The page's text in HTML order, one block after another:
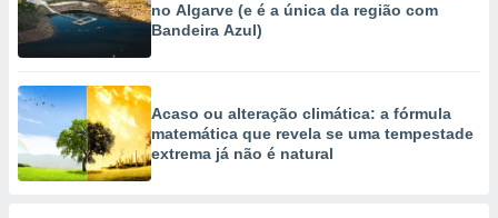
no Algarve (e é a única da região com
Bandeira Azul)
Acaso ou alteração climática: a fórmula
matemática que revela se uma tempestade
extrema já não é natural